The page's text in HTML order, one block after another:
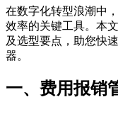
在数字化转型浪潮中
效率的关键工具。本
及选型要点，助您快
器。
一、费用报销